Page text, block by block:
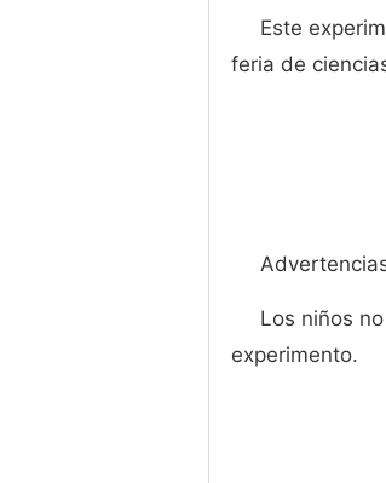
Este
feria de
Los niños
experimento.